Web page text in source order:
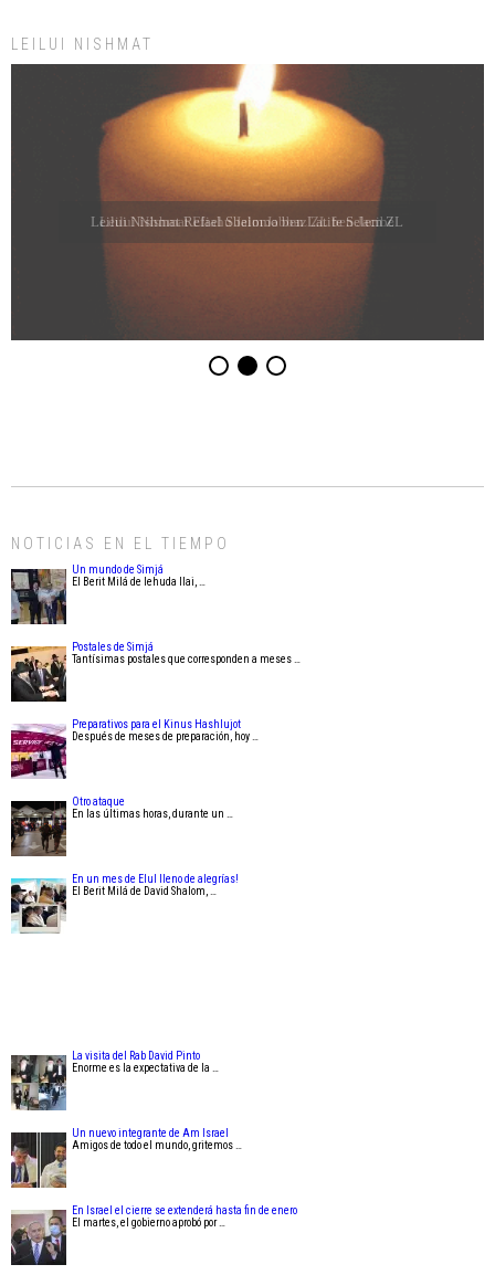
LEILUI NISHMAT
Leilui Nishmat Refael Shelomo ben Latife Selem ZL
NOTICIAS EN EL TIEMPO
Un mundo de Simjá
El Berit Milá de Iehuda Ilai, …
Postales de Simjá
Tantísimas postales que corresponden a meses …
Preparativos para el Kinus Hashlujot
Después de meses de preparación, hoy …
Otro ataque
En las últimas horas, durante un …
En un mes de Elul lleno de alegrías!
El Berit Milá de David Shalom, …
La visita del Rab David Pinto
Enorme es la expectativa de la …
Un nuevo integrante de Am Israel
Amigos de todo el mundo, gritemos …
En Israel el cierre se extenderá hasta fin de enero
El martes, el gobierno aprobó por …